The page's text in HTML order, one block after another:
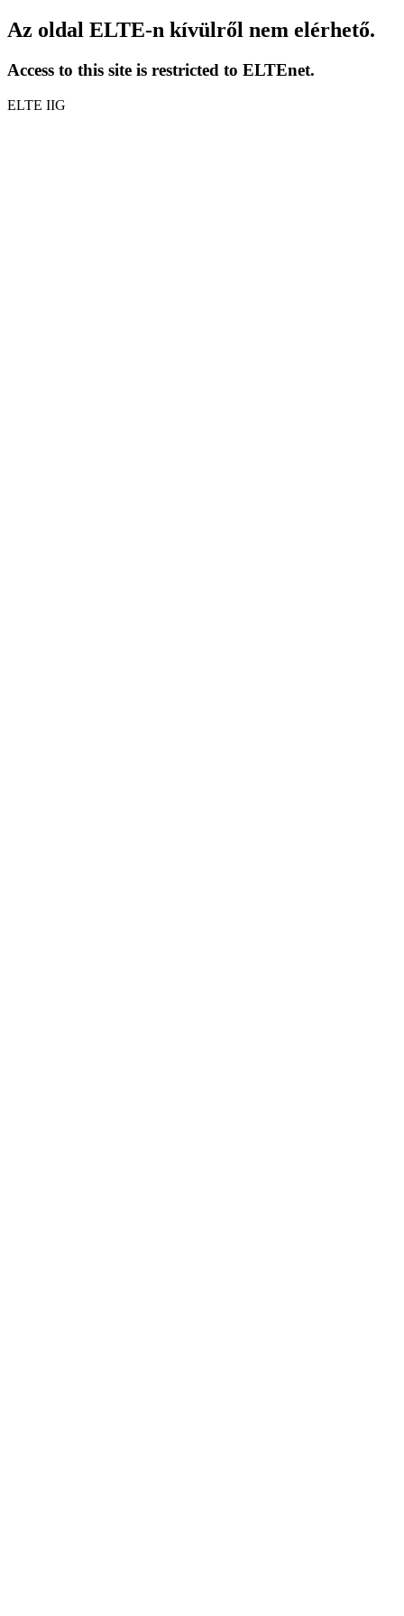
Az oldal ELTE-n kívülről nem elérhető.
Access to this site is restricted to ELTEnet.
ELTE IIG